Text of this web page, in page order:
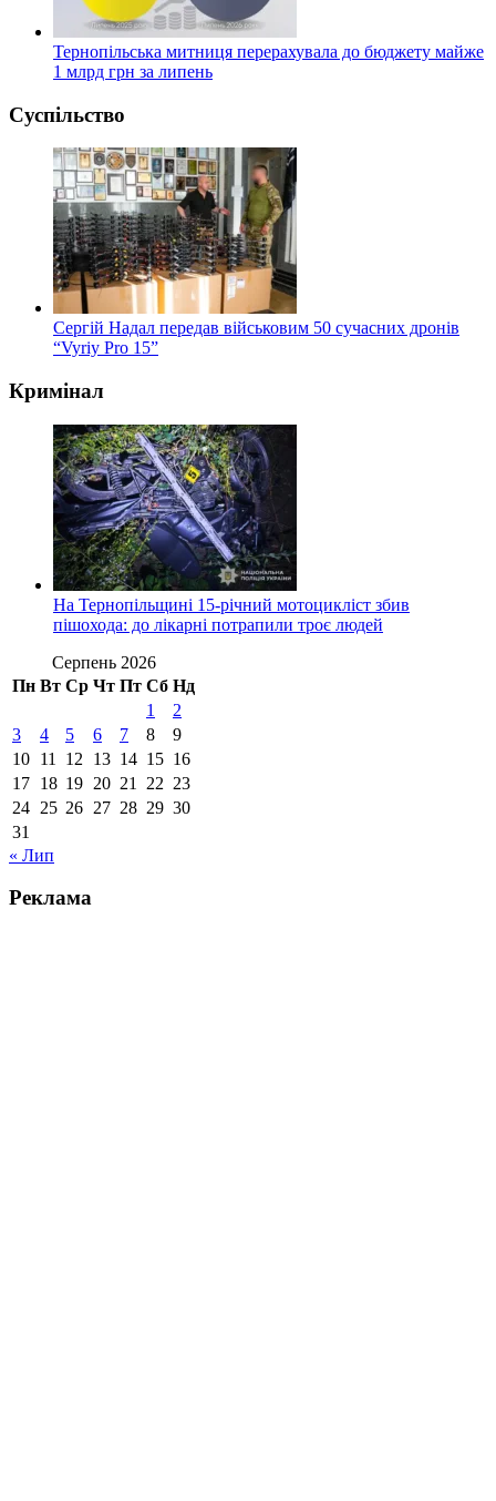
Тернопільська митниця перерахувала до бюджету майже
1 млрд грн за липень
Суспільство
Сергій Надал передав військовим 50 сучасних дронів
“Vyriy Pro 15”
Кримінал
На Тернопільщині 15-річний мотоцикліст збив
пішохода: до лікарні потрапили троє людей
Серпень 2026
Пн Вт Ср Чт Пт Сб Нд
1
2
3
4 5 6 7 8
9
10 11 12 13 14 15 16
17 18 19 20 21 22 23
24 25 26 27 28 29 30
31
« Лип
Реклама